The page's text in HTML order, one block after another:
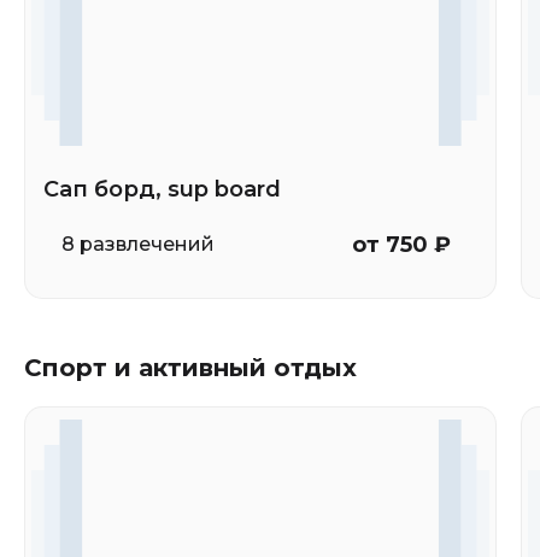
Сап борд, sup board
8 развлечений от 750 ₽
Спорт и активный отдых